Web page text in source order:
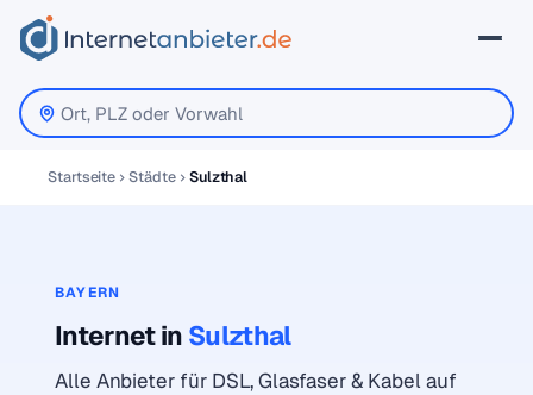
Startseite Städte Sulzthal
BAYERN
Internet in Sulzthal
Alle Anbieter für DSL, Glasfaser & Kabel auf